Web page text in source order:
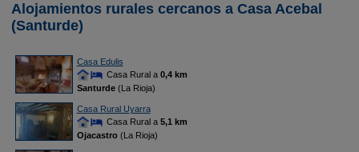
Alojamientos rurales cercanos a Casa Acebal
(Santurde)
Casa Edulis
Casa Rural a 0,4 km
Santurde(La Rioja)
Casa Rural Uyarra
Casa Rural a 5,1 km
Ojacastro(La Rioja)